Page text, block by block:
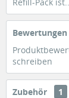
Bewertungen
schreiben
Zubehör 1